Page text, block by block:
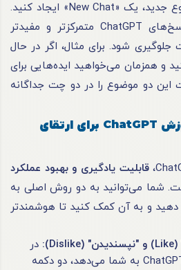
این است که برای هر موضوع جدید، یک «New Chat» ایجاد کنید.
این کار باعث می‌شود پاسخ‌های ChatGPT متمرکزتر و مفیدتر
شود. برای مثال، اگر در حال
و همزمان می‌خواهید ایده‌هایی برای
این دو موضوع را در دو چت جداگانه
برای ارتقای
قابلیت یادگیری و بهبود عملکرد
شما می‌توانید به دو روش اصلی به
و به آن کمک کنید تا هوشمندتر
" و "نپسندیدن" (Dislike):
در
کنار هر پاسخی که ChatGPT به شما می‌دهد، دو دکمه